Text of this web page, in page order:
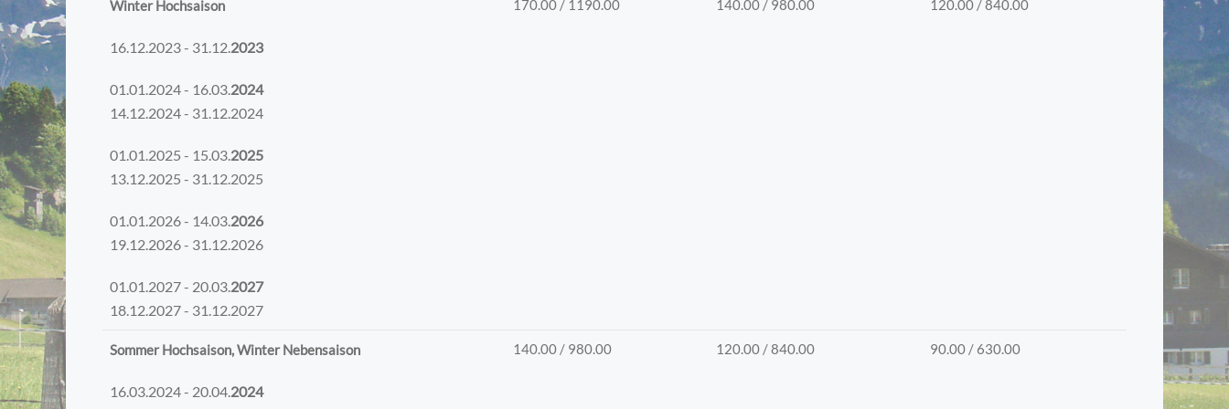
Winter Hochsaison
16.12.2023 - 31.12.2023
01.01.2024 - 16.03.2024
14.12.2024 - 31.12.2024
01.01.2025 - 15.03.2025
13.12.2025 - 31.12.2025
01.01.2026 - 14.03.2026
19.12.2026 - 31.12.2026
01.01.2027 - 20.03.2027
18.12.2027 - 31.12.2027
170.00 / 1190.00 140.00 / 980.00 120.00 / 840.00
Sommer Hochsaison, Winter Nebensaison
16.03.2024 - 20.04.2024
140.00 / 980.00 120.00 / 840.00 90.00 / 630.00